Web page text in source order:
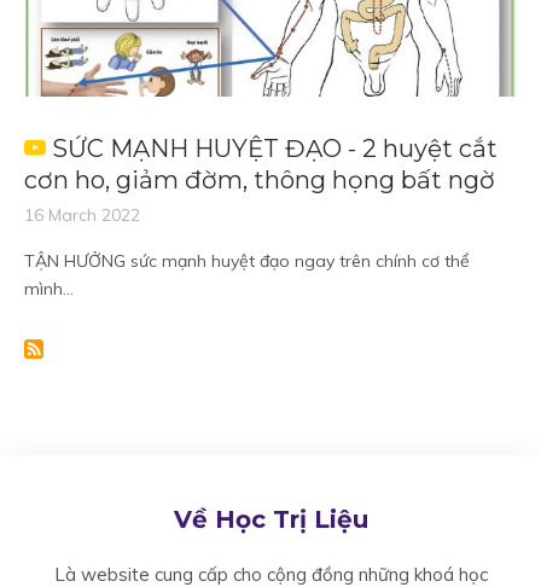
SỨC MẠNH HUYỆT ĐẠO - 2 huyệt cắt
cơn ho, giảm đờm, thông họng bất ngờ
16 March 2022
TẬN HƯỞNG sức mạnh huyệt đạo ngay trên chính cơ thể
mình...
Về Học Trị Liệu
Là website cung cấp cho cộng đồng những khoá học